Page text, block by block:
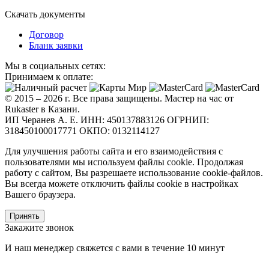
Скачать документы
Договор
Бланк заявки
Мы в социальных сетях:
Принимаем к оплате:
© 2015 – 2026 г. Все права защищены. Мастер на час от
Rukaster в Казани.
ИП Черанев А. Е. ИНН: 450137883126 ОГРНИП:
318450100017771 ОКПО: 0132114127
Для улучшения работы сайта и его взаимодействия с
пользователями мы используем файлы cookie. Продолжая
работу с сайтом, Вы разрешаете использование cookie-файлов.
Вы всегда можете отключить файлы cookie в настройках
Вашего браузера.
Принять
Закажите звонок
И наш менеджер свяжется с вами в течение 10 минут